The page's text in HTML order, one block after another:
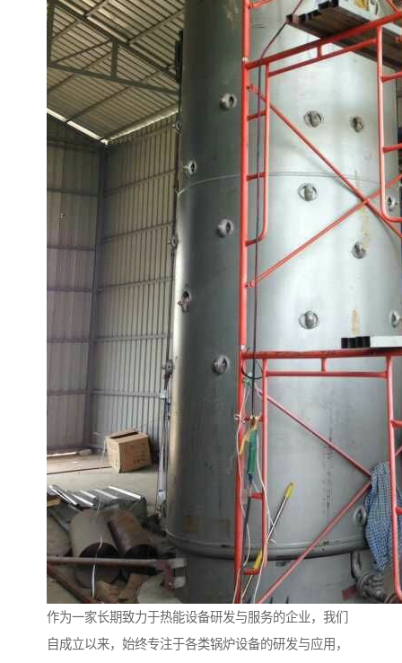
作为一家长期致力于热能设备研发与服务的企业，我们
自成立以来，始终专注于各类锅炉设备的研发与应用，